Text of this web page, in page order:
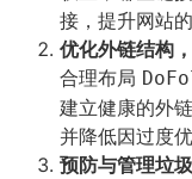
接，提升网站
优化外链结构
合理布局
建立健康的外
并降低因过度
预防与管理垃